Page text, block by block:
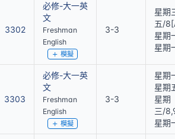
3302
必修-大一英
文
Freshman
English
模擬
3-3
星期
五/
星期
星期
3303
必修-大一英
文
Freshman
English
模擬
3-3
星期
星期
星期
三/
星期